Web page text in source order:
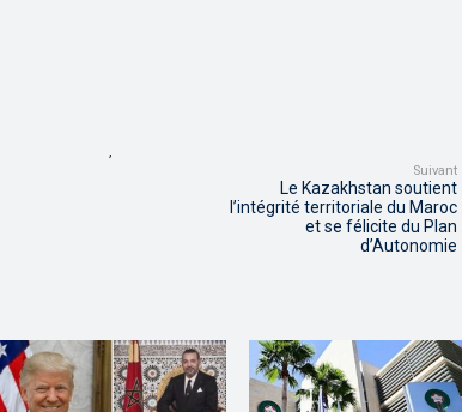
,
Suivant
Le Kazakhstan soutient
l’intégrité territoriale du Maroc
et se félicite du Plan
d’Autonomie